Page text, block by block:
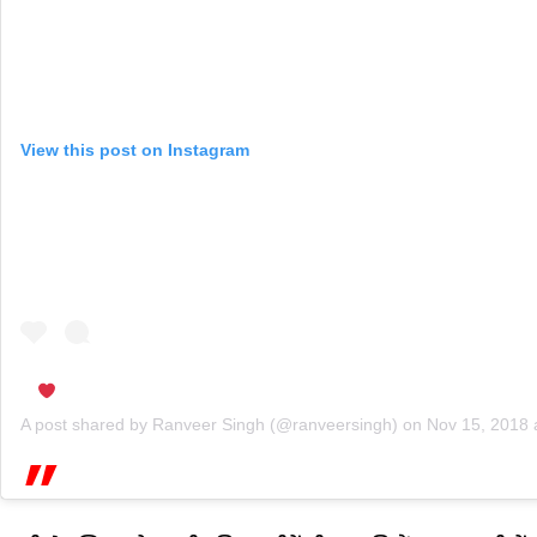
View this post on Instagram
A post shared by Ranveer Singh (@ranveersingh) on Nov 15, 2018